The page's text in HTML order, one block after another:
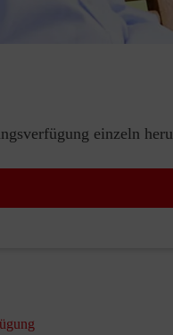
einzeln